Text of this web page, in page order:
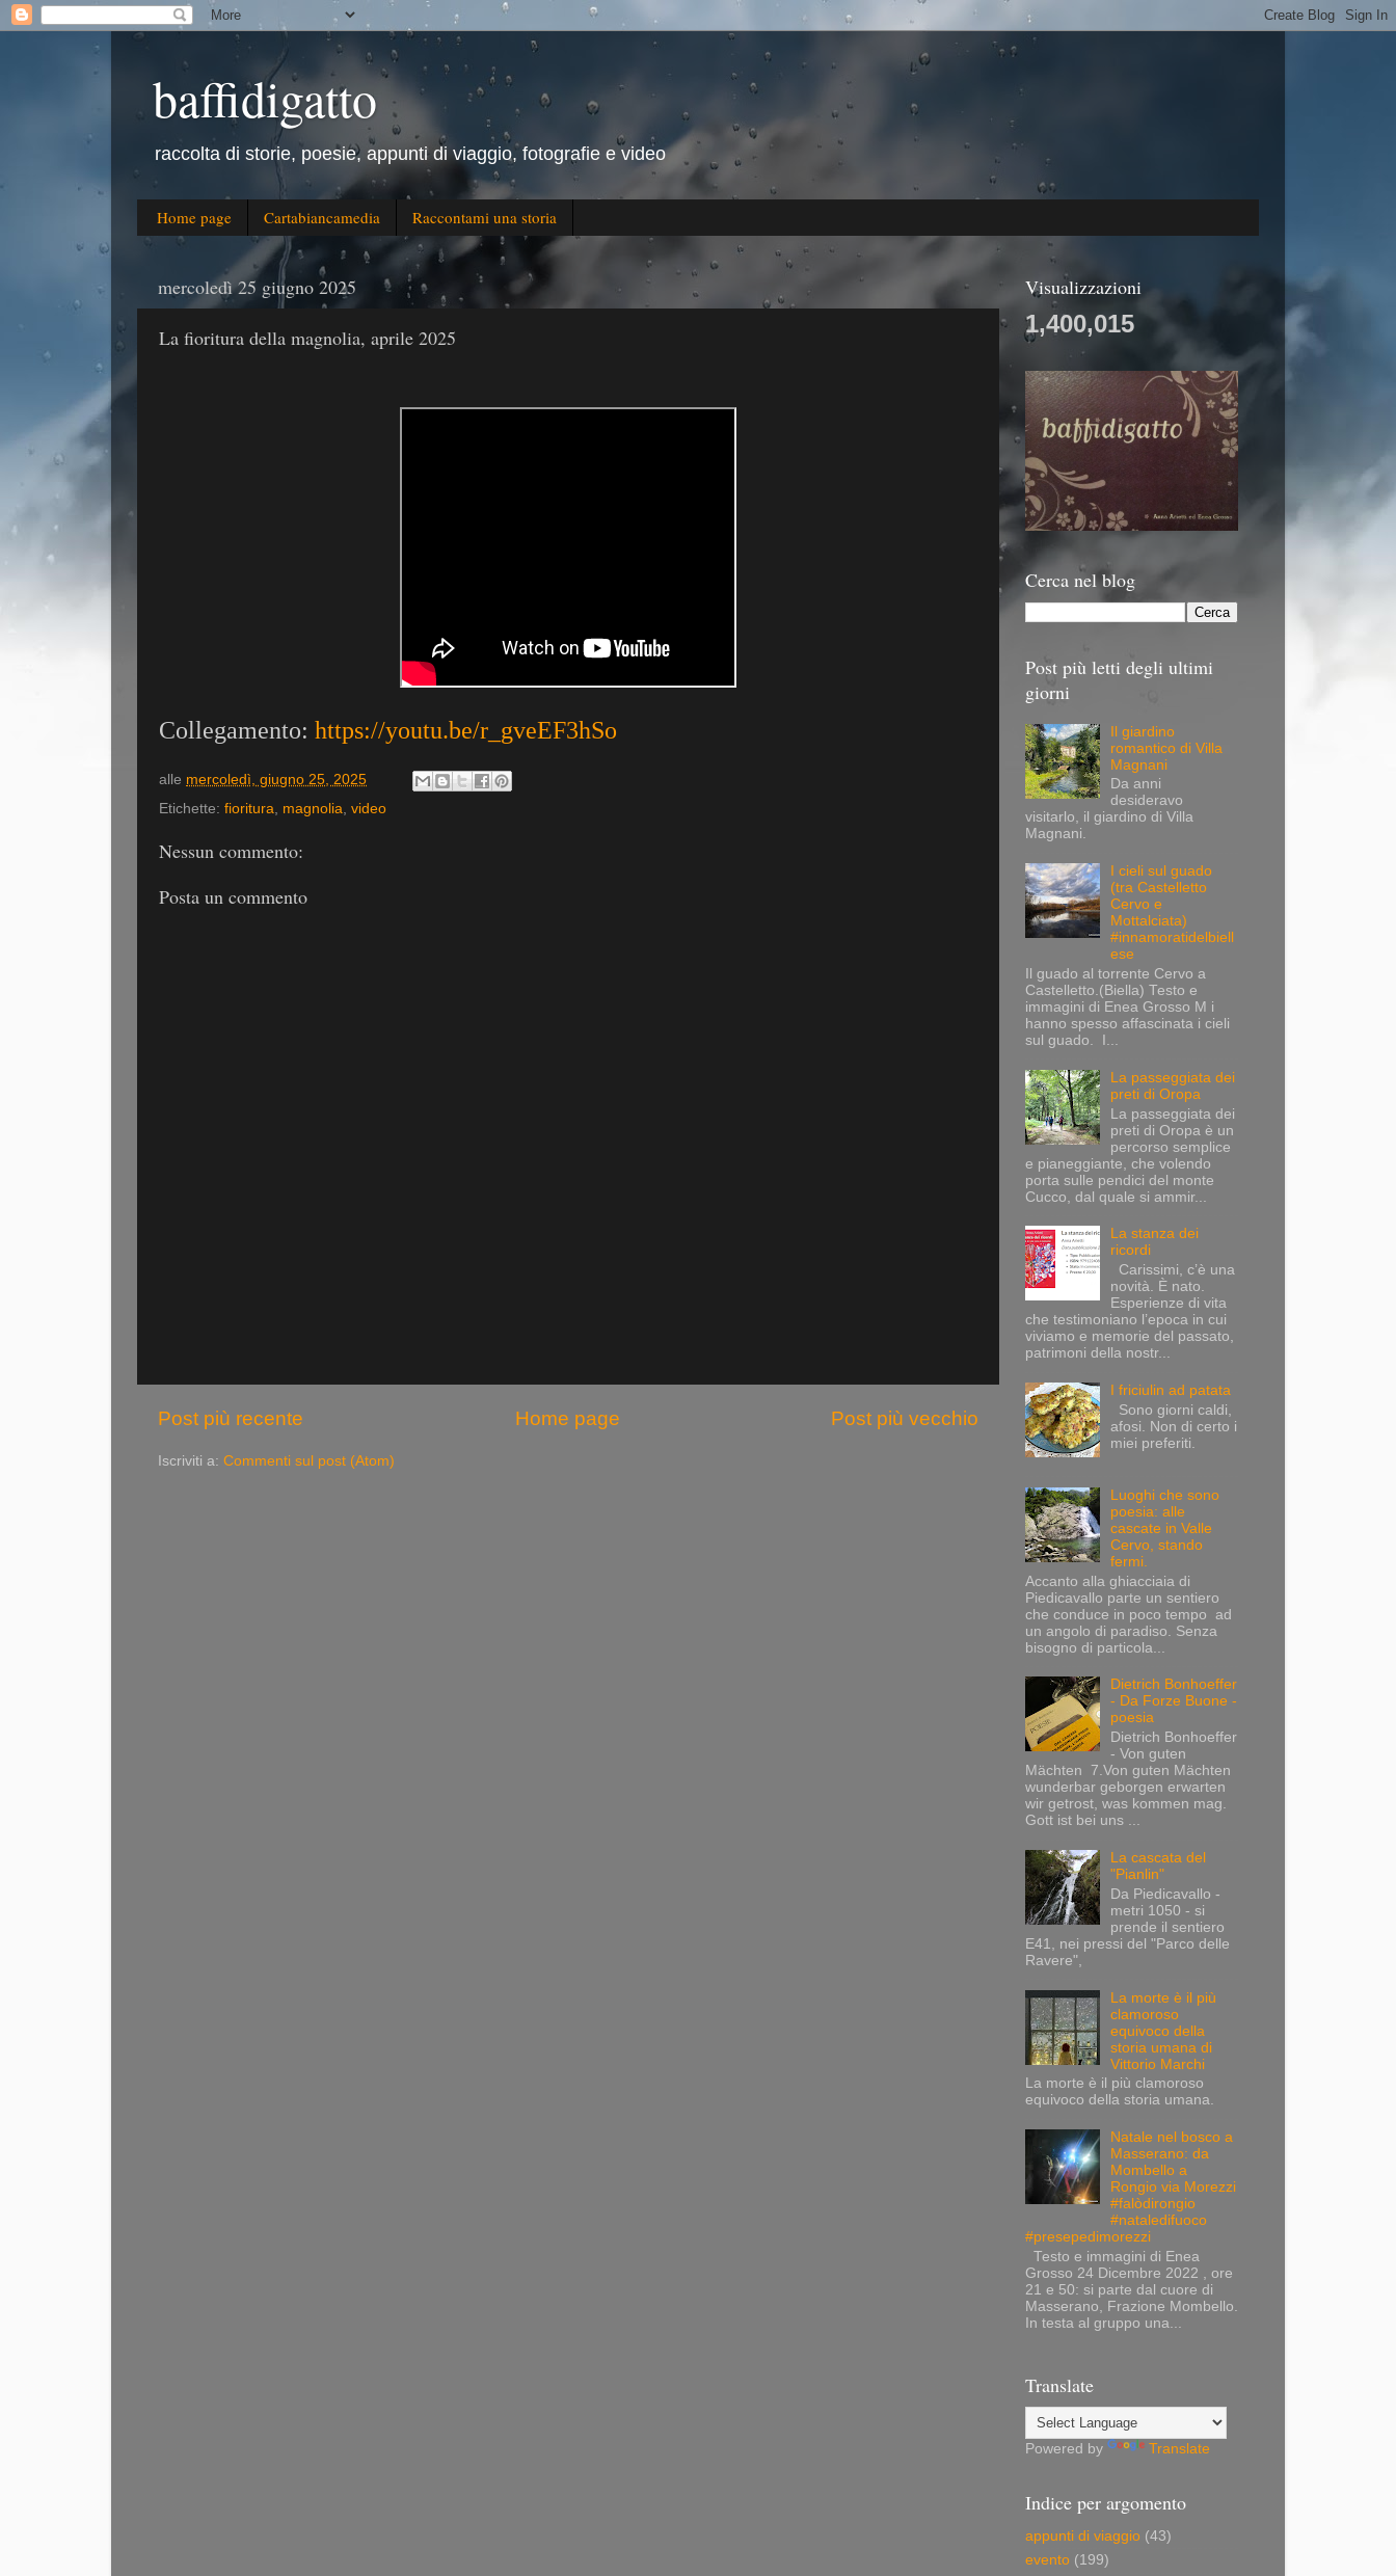
baffidigatto
raccolta di storie, poesie, appunti di viaggio, fotografie e video
Home page Cartabiancamedia Raccontami una storia
mercoledì 25 giugno 2025
La fioritura della magnolia, aprile 2025
Collegamento: https://youtu.be/r_gveEF3hSo
alle mercoledì, giugno 25, 2025
Etichette: fioritura magnolia video
Nessun commento:
Posta un commento
Post più recente Post più vecchio
Home page
Iscriviti a: Commenti sul post (Atom)
Visualizzazioni
1,400,015
Cerca nel blog
Post più letti degli ultimi
giorni
Il giardino
romantico di Villa
Magnani
Da anni
desideravo
visitarlo, il giardino di Villa
Magnani.
I cieli sul guado
(tra Castelletto
Cervo e
Mottalciata)
#innamoratidelbiell
ese
Il guado al torrente Cervo a
Castelletto.(Biella) Testo e
immagini di Enea Grosso M i
hanno spesso affascinata i cieli
sul guado. I...
La passeggiata dei
preti di Oropa
La passeggiata dei
preti di Oropa è un
percorso semplice
e pianeggiante, che volendo
porta sulle pendici del monte
Cucco, dal quale si ammir...
La stanza dei
ricordi
Carissimi, c’è una
novità. È nato.
Esperienze di vita
che testimoniano l’epoca in cui
viviamo e memorie del passato,
patrimoni della nostr...
I friciulin ad patata
Sono giorni caldi,
afosi. Non di certo i
miei preferiti.
Luoghi che sono
poesia: alle
cascate in Valle
Cervo, stando
fermi.
Accanto alla ghiacciaia di
Piedicavallo parte un sentiero
che conduce in poco tempo ad
un angolo di paradiso. Senza
bisogno di particola...
Dietrich Bonhoeffer
- Da Forze Buone -
poesia
Dietrich Bonhoeffer
- Von guten
Mächten 7.Von guten Mächten
wunderbar geborgen erwarten
wir getrost, was kommen mag.
Gott ist bei uns ...
La cascata del
"Pianlin"
Da Piedicavallo -
metri 1050 - si
prende il sentiero
E41, nei pressi del "Parco delle
Ravere",
La morte è il più
clamoroso
equivoco della
storia umana di
Vittorio Marchi
La morte è il più clamoroso
equivoco della storia umana.
Natale nel bosco a
Masserano: da
Mombello a
Rongio via Morezzi
#falòdirongio
#nataledifuoco
#presepedimorezzi
Testo e immagini di Enea
Grosso 24 Dicembre 2022 , ore
21 e 50: si parte dal cuore di
Masserano, Frazione Mombello.
In testa al gruppo una...
Translate
Powered by Translate
Indice per argomento
appunti di viaggio (43)
evento (199)